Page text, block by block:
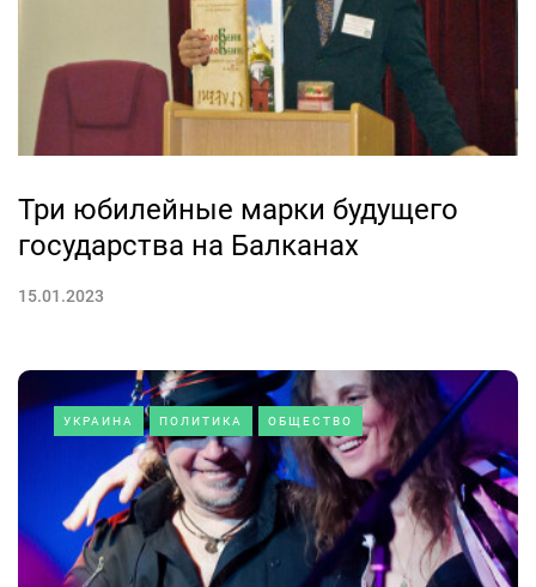
Три юбилейные марки будущего
государства на Балканах
15.01.2023
УКРАИНА ПОЛИТИКА ОБЩЕСТВО